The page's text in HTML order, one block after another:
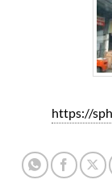
https://